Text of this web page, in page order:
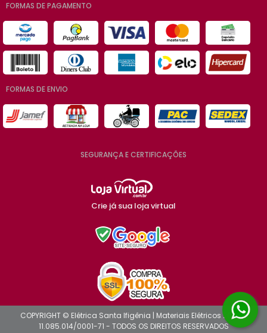
FORMAS DE PAGAMENTO
FORMAS DE ENVIO
SEGURANÇA E CERTIFICAÇÕES
Crie já sua loja virtual
COPYRIGHT © Elétrica Santa Ifigênia | Materiais Elétricos 2026 -
11.085.014/0001-71 - TODOS OS DIREITOS RESERVADOS